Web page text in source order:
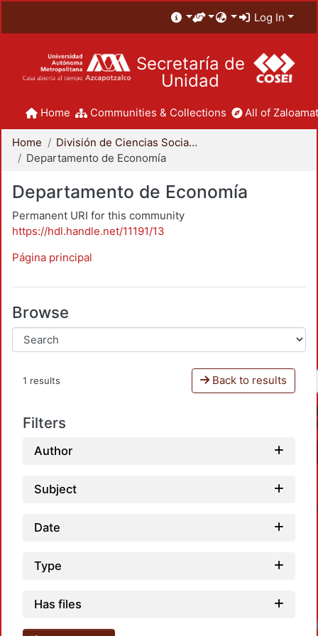
Log In
Secretaría de
Unidad
Home Communities & Collections All of
Home
División de Ciencias Sociales y Humanidades
Departamento de Economía
Departamento de Economía
Permanent URI for this community
https://hdl.handle.net/11191/13
Página principal
Browse
1 results Back to results
Filters
Author
Subject
Date
Type
Has files